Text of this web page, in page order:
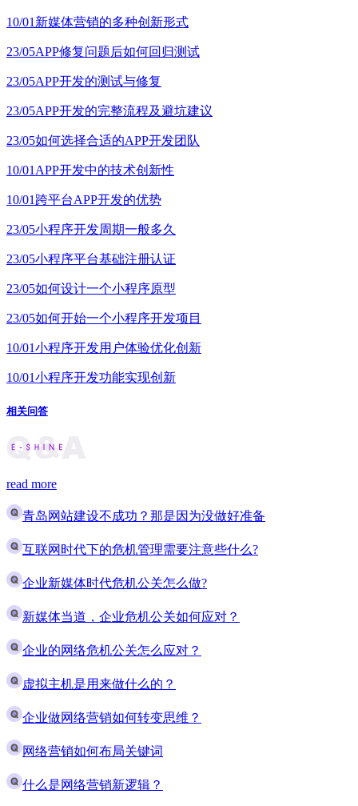
10/01 新媒体营销的多种创新形式
23/05APP修复问题后如何回归测试
23/05APP开发的测试与修复
23/05APP开发的完整流程及避坑建议
23/05如何选择合适的APP开发团队
10/01 APP开发中的技术创新性
10/01 跨平台APP开发的优势
23/05小程序开发周期一般多久
23/05小程序平台基础注册认证
23/05如何设计一个小程序原型
23/05如何开始一个小程序开发项目
10/01小程序开发用户体验优化创新
10/01小程序开发功能实现创新
相关问答
read more
青岛网站建设不成功？那是因为没做好准备
互联网时代下的危机管理需要注意些什么?
企业新媒体时代危机公关怎么做?
新媒体当道，企业危机公关如何应对？
企业的网络危机公关怎么应对？
虚拟主机是用来做什么的？
企业做网络营销如何转变思维？
网络营销如何布局关键词
什么是网络营销新逻辑？